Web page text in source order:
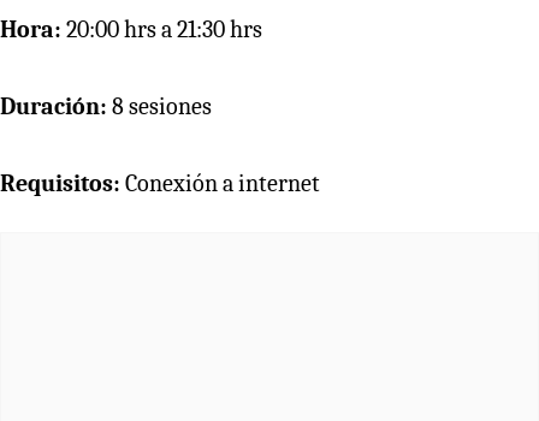
Hora: 20:00 hrs a 21:30 hrs
Duración: 8 sesiones
Requisitos: Conexión a internet